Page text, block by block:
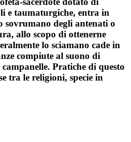
e taumaturgiche, entra in
sovrumano degli antenati o
allo scopo di ottenerne
lo sciamano cade in
compiute al suono di
Pratiche di questo
tra le religioni, specie in